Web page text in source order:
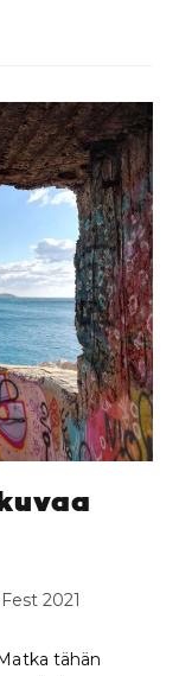
2021
tähän